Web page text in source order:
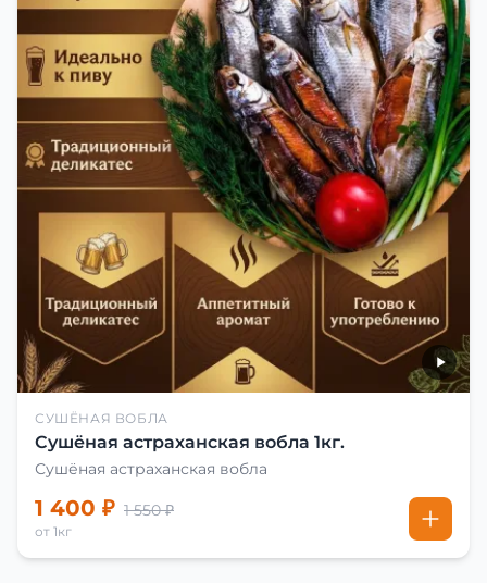
СУШЁНАЯ ВОБЛА
Сушёная астраханская вобла 1кг.
Сушёная астраханская вобла
1 400 ₽ 1 550 ₽
от 1кг